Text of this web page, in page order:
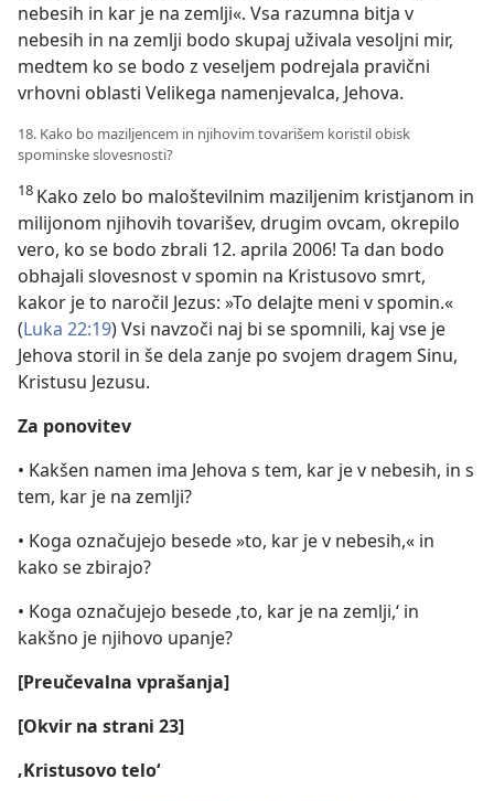
nebesih in kar je na zemlji«. Vsa razumna bitja v
nebesih in na zemlji bodo skupaj uživala vesoljni mir,
medtem ko se bodo z veseljem podrejala pravični
vrhovni oblasti Velikega namenjevalca, Jehova.
18. Kako bo maziljencem in njihovim tovarišem koristil obisk
spominske slovesnosti?
18 Kako zelo bo maloštevilnim maziljenim kristjanom in
milijonom njihovih tovarišev, drugim ovcam, okrepilo
vero, ko se bodo zbrali 12. aprila 2006! Ta dan bodo
obhajali slovesnost v spomin na Kristusovo smrt,
kakor je to naročil Jezus: »To delajte meni v spomin.«
(Luka 22:19) Vsi navzoči naj bi se spomnili, kaj vse je
Jehova storil in še dela zanje po svojem dragem Sinu,
Kristusu Jezusu.
Za ponovitev
• Kakšen namen ima Jehova s tem, kar je v nebesih, in s
tem, kar je na zemlji?
• Koga označujejo besede »to, kar je v nebesih,« in
kako se zbirajo?
• Koga označujejo besede ‚to, kar je na zemlji,‘ in
kakšno je njihovo upanje?
[Preučevalna vprašanja]
[Okvir na strani 23]
‚Kristusovo telo‘